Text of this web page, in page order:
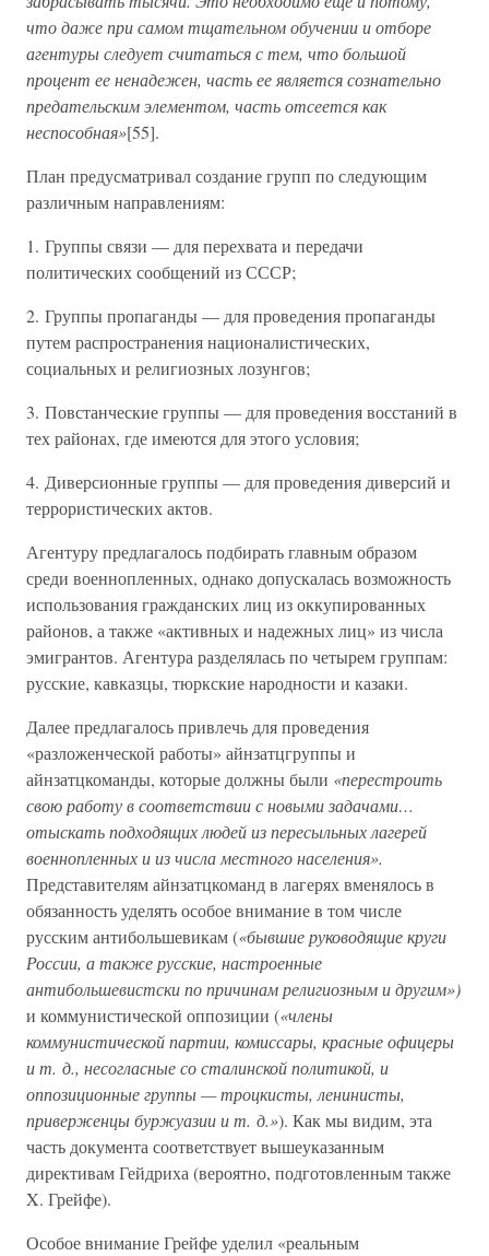
что даже при самом тщательном обучении и отборе
агентуры следует считаться с тем, что большой
процент ее ненадежен, часть ее является сознательно
предательским элементом, часть отсеется как
неспособная»[55].
План предусматривал создание групп по следующим
различным направлениям:
1. Группы связи — для перехвата и передачи
политических сообщений из СССР;
2. Группы пропаганды — для проведения пропаганды
путем распространения националистических,
социальных и религиозных лозунгов;
3. Повстанческие группы — для проведения восстаний в
тех районах, где имеются для этого условия;
4. Диверсионные группы — для проведения диверсий и
террористических актов.
Агентуру предлагалось подбирать главным образом
среди военнопленных, однако допускалась возможность
использования гражданских лиц из оккупированных
районов, а также «активных и надежных лиц» из числа
эмигрантов. Агентура разделялась по четырем группам:
русские, кавказцы, тюркские народности и казаки.
Далее предлагалось привлечь для проведения
«разложенческой работы» айнзатцгруппы и
айнзатцкоманды, которые должны были «перестроить
свою работу в соответствии с новыми задачами…
отыскать подходящих людей из пересыльных лагерей
военнопленных и из числа местного населения».
Представителям айнзатцкоманд в лагерях вменялось в
обязанность уделять особое внимание в том числе
русским антибольшевикам («бывшие руководящие круги
России, а также русские, настроенные
антибольшевистски по причинам религиозным и другим»)
и коммунистической оппозиции («члены
коммунистической партии, комиссары, красные офицеры
и т. д., несогласные со сталинской политикой, и
оппозиционные группы — троцкисты, ленинисты,
приверженцы буржуазии и т. д.»). Как мы видим, эта
часть документа соответствует вышеуказанным
директивам Гейдриха (вероятно, подготовленным также
X. Грейфе).
Особое внимание Грейфе уделил «реальным